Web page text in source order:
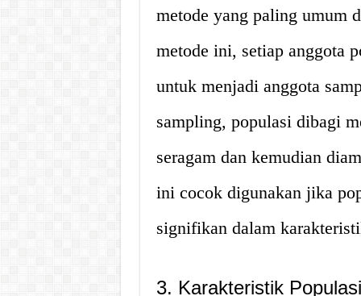
metode yang paling umum
metode ini, setiap anggota
untuk menjadi anggota
sampling, populasi dibagi
seragam dan kemudian
ini cocok digunakan jika
signifikan dalam
3. Karakteristik Populasi